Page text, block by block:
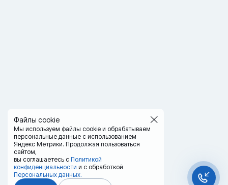
Файлы cookie
Мы используем файлы cookie и обрабатываем
персональные данные с использованием
Яндекс Метрики. Продолжая пользоваться
сайтом,
вы соглашаетесь с Политикой
конфиденциальности и с обработкой
Персональных данных.